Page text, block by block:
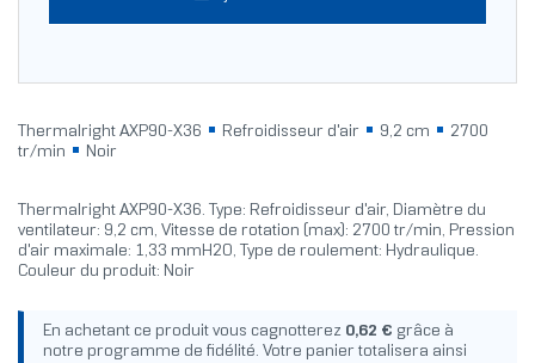
Thermalright AXP90-X36 Refroidisseur d'air 9,2 cm
2700
tr/min
Noir
Thermalright AXP90-X36. Type: Refroidisseur d'air, Diamètre du
ventilateur: 9,2 cm, Vitesse de rotation (max): 2700 tr/min, Pression
d'air maximale: 1,33 mmH2O, Type de roulement: Hydraulique.
Couleur du produit: Noir
En achetant ce produit vous cagnotterez 0,62 € grâce à
notre programme de fidélité. Votre panier totalisera ainsi